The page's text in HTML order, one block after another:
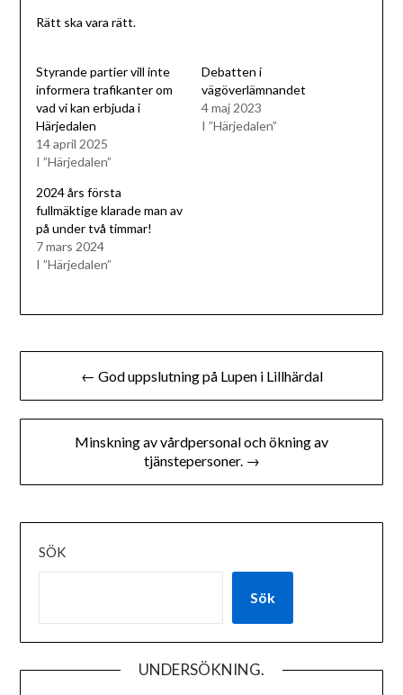
Rätt ska vara rätt.
Styrande partier vill inte
informera trafikanter om
vad vi kan erbjuda i
Härjedalen
14 april 2025
I ”Härjedalen”
Debatten i
vägöverlämnandet
4 maj 2023
I ”Härjedalen”
2024 års första
fullmäktige klarade man av
på under två timmar!
7 mars 2024
I ”Härjedalen”
Inläggsnavigering
← God uppslutning på Lupen i Lillhärdal
Minskning av vårdpersonal och ökning av
tjänstepersoner. →
SÖK
Sök
UNDERSÖKNING.